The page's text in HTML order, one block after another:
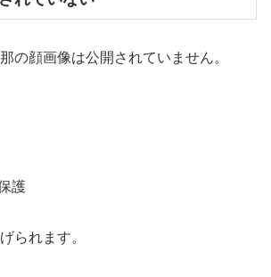
の顔画像は公開されていません。
護
られます。